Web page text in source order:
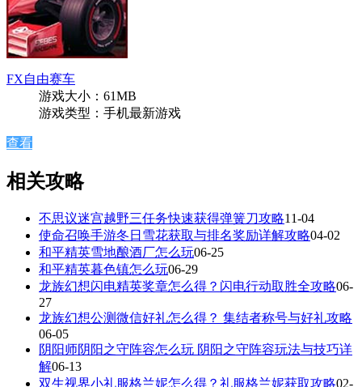
FX自由赛车
游戏大小：61MB
游戏类型：手机最新游戏
查看
相关攻略
不思议迷宫越野三任务快速获得弹簧刀攻略11-04
使命召唤手游冬日雪花获取与排名奖励详解攻略04-02
和平精英雪地酿酒厂怎么玩06-25
和平精英暮色镇怎么玩06-29
龙族幻想闪电精英奖章怎么得？闪电行动取胜全攻略06-
27
龙族幻想公测微信好礼怎么得？ 集结者称号与好礼攻略
06-05
阴阳师阴阳之守阵容怎么玩 阴阳之守阵容玩法与技巧详
解06-13
双生视界小礼服格兰妮怎么得？礼服格兰妮获取攻略02-